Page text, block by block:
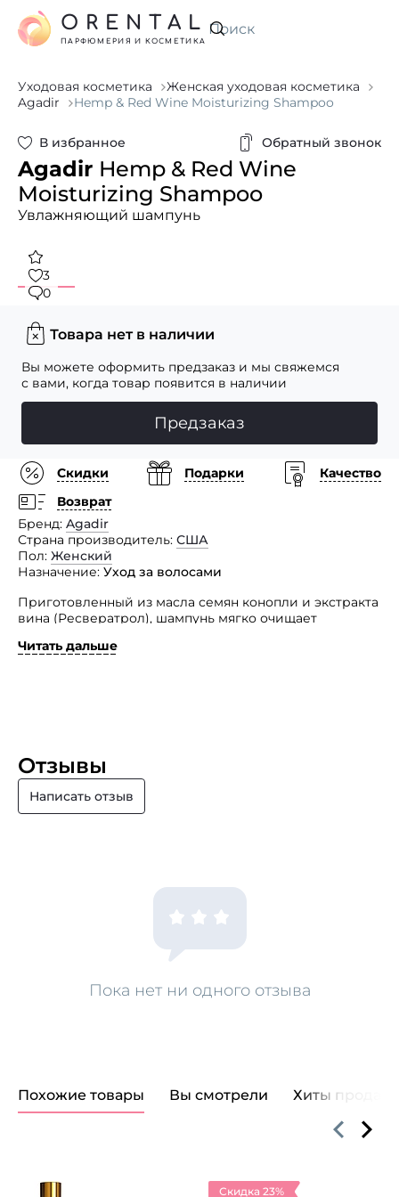
Искать
ORENTAL
ПАРФЮМЕРИЯ И КОСМЕТИКА
Уходовая косметика
Женская уходовая косметика
Agadir
Hemp & Red Wine Moisturizing Shampoo
В избранное Обратный звонок
Agadir Hemp & Red Wine
Moisturizing Shampoo
Увлажняющий шампунь
3
0
Товара нет в наличии
Вы можете оформить предзаказ и мы свяжемся
с вами, когда товар появится в наличии
Предзаказ
Скидки Подарки
Качество
Возврат
Бренд Agadir
Страна производитель США
Пол Женский
Назначение Уход за волосами
Приготовленный из масла семян конопли и экстракта
вина (Ресвератрол), шампунь мягко очищает
волос.
и здоровый вид.
Способ применения: небольшое количество шампуня
нанести на влажные волосы. Вспенить, сделать
Читать дальше
Отзывы
Написать отзыв
Пока нет ни одного отзыва
Похожие товары Вы смотрели Хиты продаж
Скидка 23%